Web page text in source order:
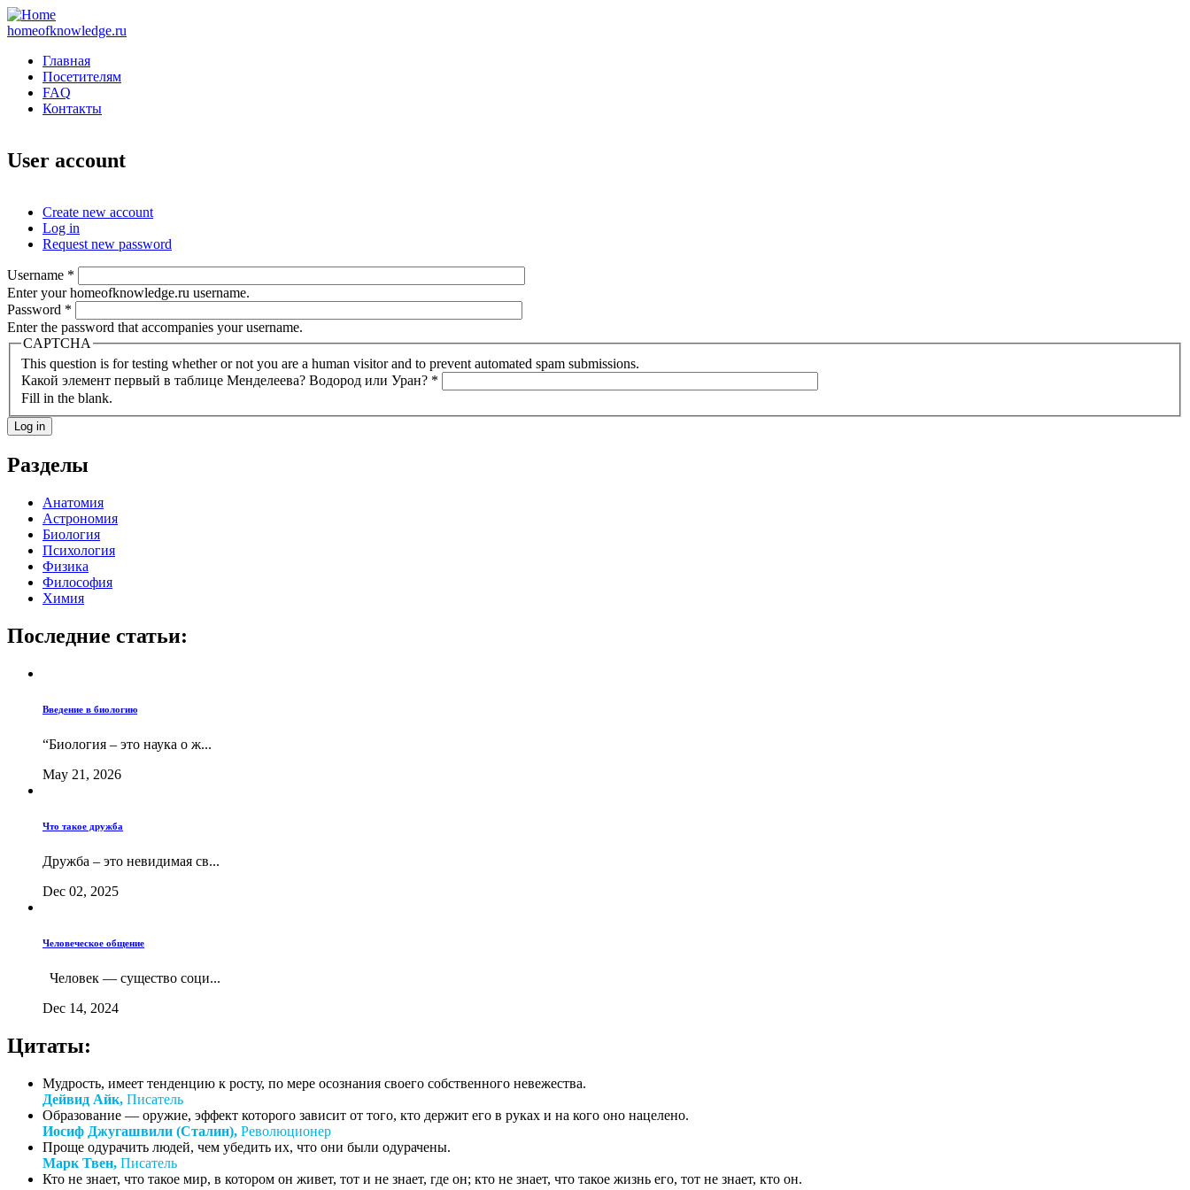
homeofknowledge.ru
Главная
Посетителям
FAQ
Контакты
User account
Primary tabs
Create new account
Log in
Request new password
Username *
Enter your homeofknowledge.ru username.
Password *
Enter the password that accompanies your username.
CAPTCHA
This question is for testing whether or not you are a human visitor and to prevent automated spam submissions.
Какой элемент первый в таблице Менделеева? Водород или Уран? *
Fill in the blank.
Разделы
Анатомия
Астрономия
Биология
Психология
Физика
Философия
Химия
Последние статьи:
Введение в биологию
“Биология – это наука о ж...
May 21, 2026
Что такое дружба
Дружба – это невидимая св...
Dec 02, 2025
Человеческое общение
Человек — существо соци...
Dec 14, 2024
Цитаты:
Мудрость, имеет тенденцию к росту, по мере осознания своего собственного невежества.
Дейвид Айк, Писатель
Образование — оружие, эффект которого зависит от того, кто держит его в руках и на кого оно нацелено.
Иосиф Джугашвили (Сталин), Революционер
Проще одурачить людей, чем убедить их, что они были одурачены.
Марк Твен, Писатель
Кто не знает, что такое мир, в котором он живет, тот и не знает, где он; кто не знает, что такое жизнь его, тот не знает, кто он.